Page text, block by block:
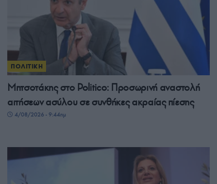
ΠΟΛΙΤΙΚΗ
Μητσοτάκης στο Politico: Προσωρινή αναστολή
αιτήσεων ασύλου σε συνθήκες ακραίας πίεσης
4/08/2026 - 9:44πμ